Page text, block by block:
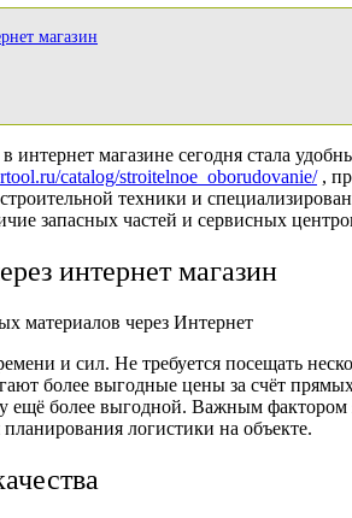
магазин
интернет магазине сегодня стала
catalog/stroitelnoe_oborudovanie/ ,
техники и
запасных частей и сервисных
интернет магазин
и сил. Не требуется посещать
более выгодные цены за счёт
ещё более выгодной. Важным
логистики на объекте.